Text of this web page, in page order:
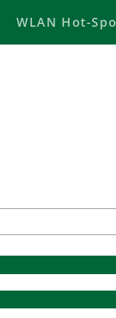
WLAN Hot-